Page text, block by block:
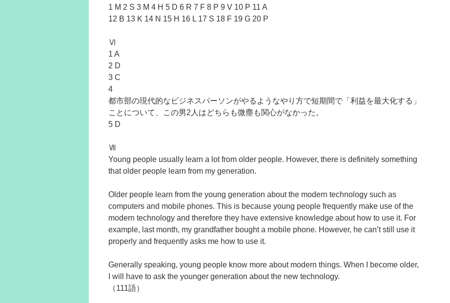
1 M 2 S 3 M 4 H 5 D 6 R 7 F 8 P 9 V 10 P 11 A
12 B 13 K 14 N 15 H 16 L 17 S 18 F 19 G 20 P
Ⅵ
1 A
2 D
3 C
4
都市部の現代的なビジネスパーソンがやるようなやり方で短期間で「利益を最大化する」
ことについて、この男2人はどちらも微塵も関心がなかった。
5 D
Ⅶ
Young people usually learn a lot from older people. However, there is definitely something
that older people learn from my generation.
Older people learn from the young generation about the modern technology such as
computers and mobile phones. This is because young people frequently make use of the
modern technology and therefore they have extensive knowledge about how to use it. For
example, last month, my grandfather bought a mobile phone. However, he can’t still use it
properly and frequently asks me how to use it.
Generally speaking, young people know more about modern things. When I become older,
I will have to ask the younger generation about the new technology.
（111語）